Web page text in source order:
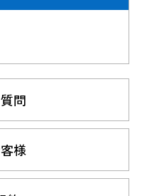
問
様